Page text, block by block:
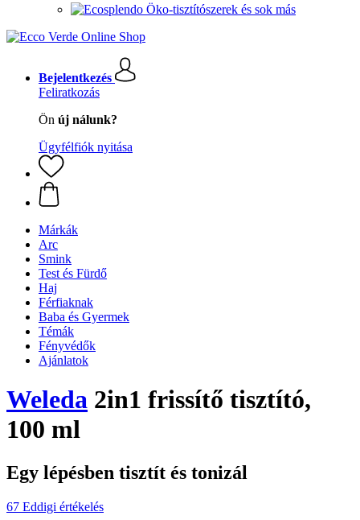
Öko-tisztítószerek és sok más
Bejelentkezés
Feliratkozás
Ön új nálunk?
Ügyfélfiók nyitása
Márkák
Arc
Smink
Test és Fürdő
Haj
Férfiaknak
Baba és Gyermek
Témák
Fényvédők
Ajánlatok
Weleda 2in1 frissítő tisztító,
100 ml
Egy lépésben tisztít és tonizál
67 Eddigi értékelés